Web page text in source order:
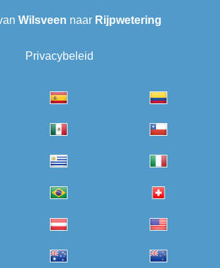
Wilsveen‎ naar Rijpwetering
Privacybeleid